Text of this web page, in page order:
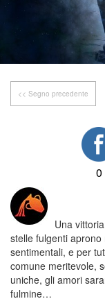
<< Segno precedente
0
Una
stelle fulgenti
sentimentali, e per
comune meritevole,
uniche, gli amori
fulmine…